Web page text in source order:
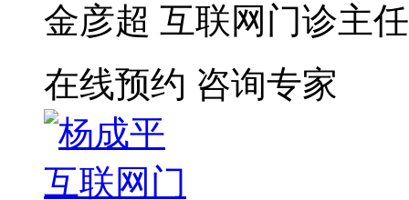
金彦超 互联网门诊主
在线预约 咨询专家